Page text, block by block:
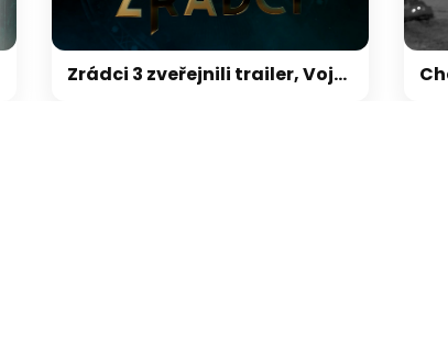
Zrádci 3 zveřejnili trailer, Vojta Kotek je k nepoznání. Kdy se začne vysílat?